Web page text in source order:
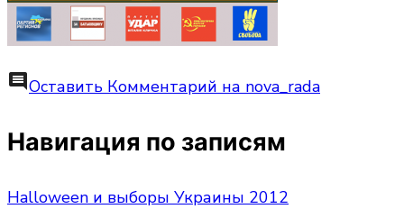
commentОставить Комментарий на nova_rada
Навигация по записям
Halloween и выборы Украины 2012